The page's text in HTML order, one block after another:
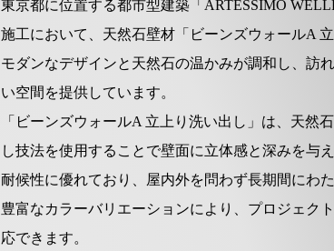
東京都に位置する都市型建築「ARTESSIMO
施工において、天然石壁材「ビーンズウォールA
モダンなデザインと天然石の温かみが調和し、訪
い空間を提供しています。
「ビーンズウォールA 立上り洗い出し」は、天然
し技法を使用することで壁面に立体感と深みを与
耐候性に優れており、屋内外を問わず長期間にわ
豊富なカラーバリエーションにより、プロジェク
応できます。